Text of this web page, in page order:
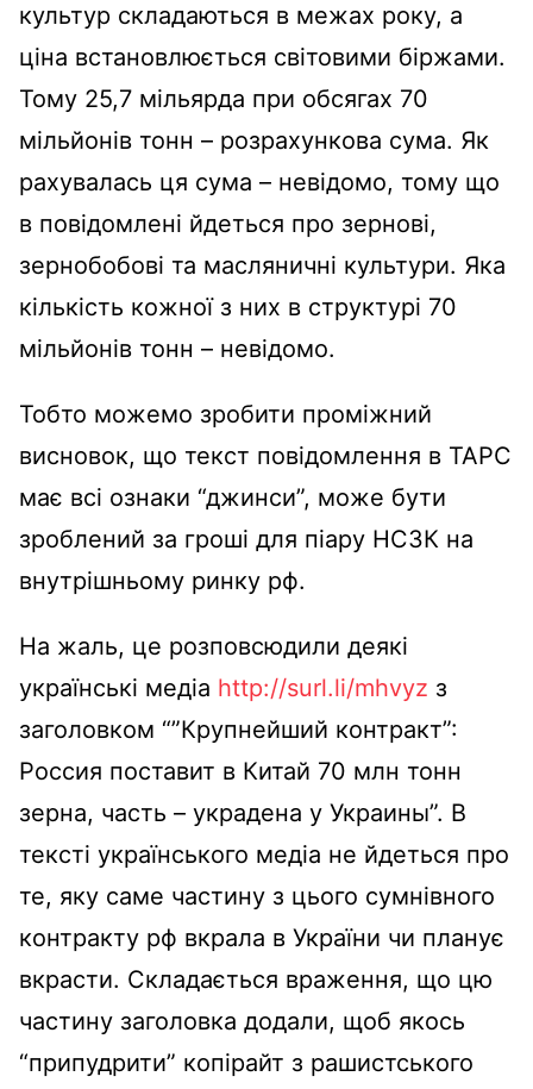
культур складаються в межах року, а
ціна встановлюється світовими біржами.
Тому 25,7 мільярда при обсягах 70
мільйонів тонн – розрахункова сума. Як
рахувалась ця сума – невідомо, тому що
в повідомлені йдеться про зернові,
зернобобові та масляничні культури. Яка
кількість кожної з них в структурі 70
мільйонів тонн – невідомо.
Тобто можемо зробити проміжний
висновок, що текст повідомлення в ТАРС
має всі ознаки “джинси”, може бути
зроблений за гроші для піару НСЗК на
внутрішньому ринку рф.
На жаль, це розповсюдили деякі
українські медіа http://surl.li/mhvyz з
заголовком “”Крупнейший контракт”:
Россия поставит в Китай 70 млн тонн
зерна, часть – украдена у Украины”. В
тексті українського медіа не йдеться про
те, яку саме частину з цього сумнівного
контракту рф вкрала в України чи планує
вкрасти. Складається враження, що цю
частину заголовка додали, щоб якось
“припудрити” копірайт з рашистського